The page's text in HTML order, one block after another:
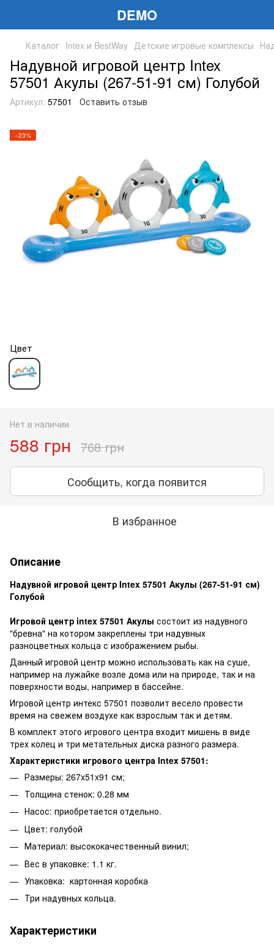
DEMO
Каталог Intex и BestWay Детские игровые комплексы
Надувной игровой центр Intex
57501 Акулы (267-51-91 см) Голубой
Артикул: 57501 Оставить отзыв
−23%
Цвет
Нет в наличии
588 грн 768 грн
Сообщить, когда появится
В избранное
Описание
Надувной игровой центр Intex 57501 Акулы (267-51-91 см)
Голубой
Игровой центр intex 57501 Акулы состоит из надувного
"бревна" на котором закреплены три надувных
разноцветных кольца с изображением рыбы.
Данный игровой центр можно использовать как на суше,
например на лужайке возле дома или на природе, так и на
поверхности воды, например в бассейне.
Игровой центр интекс 57501 позволит весело провести
время на свежем воздухе как взрослым так и детям.
В комплект этого игрового центра входит мишень в виде
трех колец и три метательных диска разного размера.
Характеристики игрового центра Intex 57501:
Размеры: 267x51x91 см;
Толщина стенок: 0.28 мм
Насос: приобретается отдельно.
Цвет: голубой
Материал: высококачественный винил;
Вес в упаковке: 1.1 кг.
Упаковка: картонная коробка
Три надувных кольца.
Характеристики